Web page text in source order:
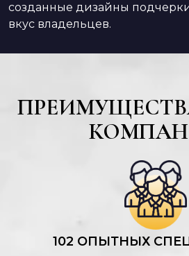
созданные дизайны
вкус владельцев.
102 ОПЫТНЫХ